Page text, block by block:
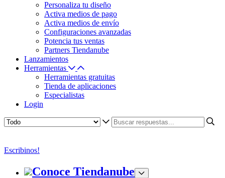
Personaliza tu diseño
Activa medios de pago
Activa medios de envío
Configuraciones avanzadas
Potencia tus ventas
Partners Tiendanube
Lanzamientos
Herramientas
Herramientas gratuitas
Tienda de aplicaciones
Especialistas
Login
Escribinos!
Conoce Tiendanube